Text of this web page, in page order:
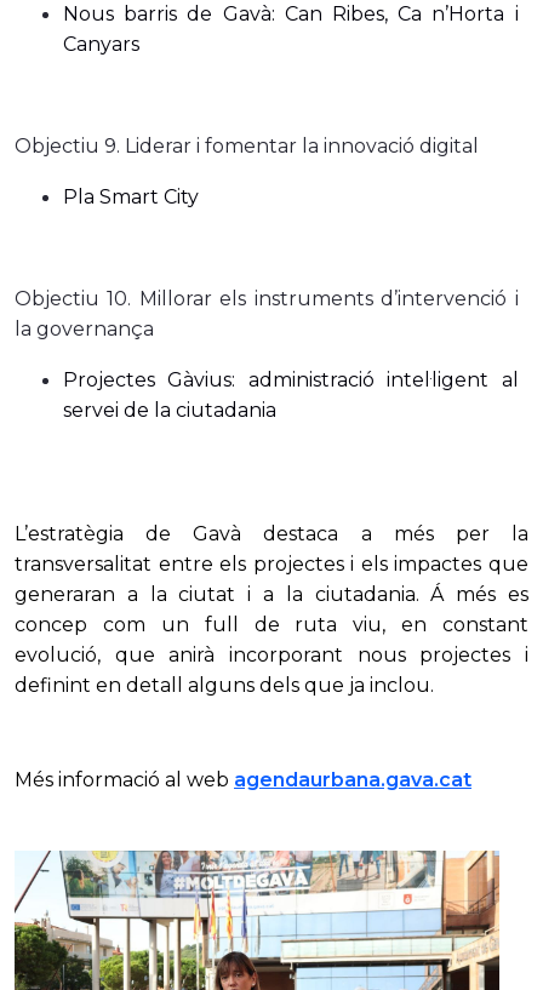
Nous barris de Gavà: Can Ribes, Ca n’Horta i
Canyars
Objectiu 9. Liderar i fomentar la innovació digital
Pla Smart City
Objectiu 10. Millorar els instruments d’intervenció i
la governança
Projectes Gàvius: administració intel·ligent al
servei de la ciutadania
L’estratègia de Gavà destaca a més per la
transversalitat entre els projectes i els impactes que
generaran a la ciutat i a la ciutadania. Á més es
concep com un full de ruta viu, en constant
evolució, que anirà incorporant nous projectes i
definint en detall alguns dels que ja inclou.
Més informació al web agendaurbana.gava.cat